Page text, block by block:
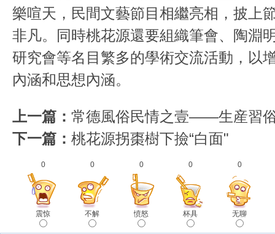
樂喧天，民間文藝節目相繼亮相，披上
非凡。同時桃花源還要組織筆會、陶淵
研究會等名目繁多的學術交流活動，以
內涵和思想內涵。
上一篇： 常德風俗民情之壹——生産習
下一篇： 桃花源拐棗樹下撿“白面"
0
震惊
0
不解
0
愤怒
0
杯具
0
无聊